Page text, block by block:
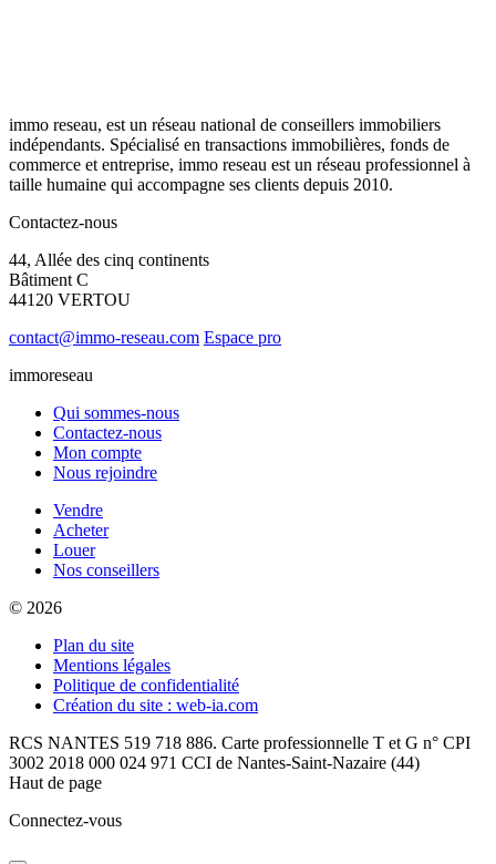
immo reseau, est un réseau national de conseillers immobiliers
indépendants. Spécialisé en transactions immobilières, fonds de
commerce et entreprise, immo reseau est un réseau professionnel à
taille humaine qui accompagne ses clients depuis 2010.
Contactez-nous
44, Allée des cinq continents
Bâtiment C
44120 VERTOU
contact@immo-reseau.com Espace pro
immoreseau
Qui sommes-nous
Contactez-nous
Mon compte
Nous rejoindre
Vendre
Acheter
Louer
Nos conseillers
© 2026
Plan du site
Mentions légales
Politique de confidentialité
Création du site : web-ia.com
RCS NANTES 519 718 886. Carte professionnelle T et G n° CPI
3002 2018 000 024 971 CCI de Nantes-Saint-Nazaire (44)
Haut de page
Connectez-vous